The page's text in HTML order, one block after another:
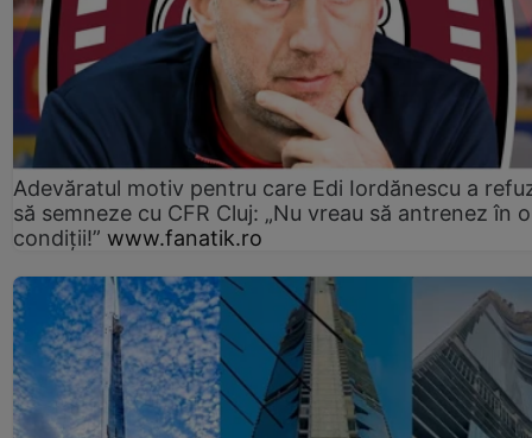
Adevăratul motiv pentru care Edi Iordănescu a
să semneze cu CFR Cluj: „Nu vreau să antrenez în
condiții!” www.fanatik.ro